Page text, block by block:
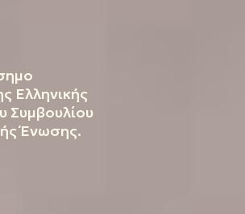
Ελληνικής
Συμβουλίου
Ένωσης.